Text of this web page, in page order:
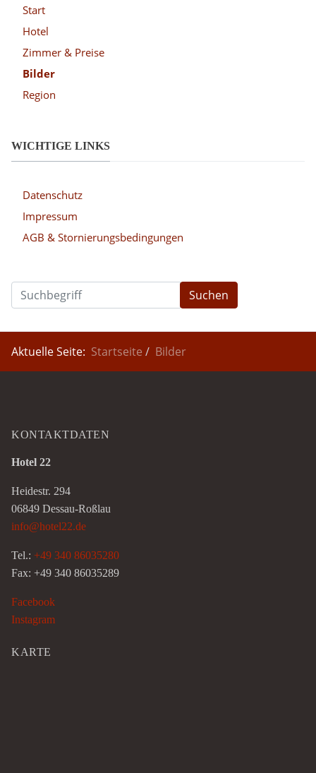
Start
Hotel
Zimmer & Preise
Bilder
Region
WICHTIGE LINKS
Datenschutz
Impressum
AGB & Stornierungsbedingungen
Suchen
Aktuelle Seite: Startseite Bilder
KONTAKTDATEN
Hotel 22
Heidestr. 294
06849 Dessau-Roßlau
info@hotel22.de
Tel.: +49 340 86035280
Fax: +49 340 86035289
Facebook
Instagram
KARTE